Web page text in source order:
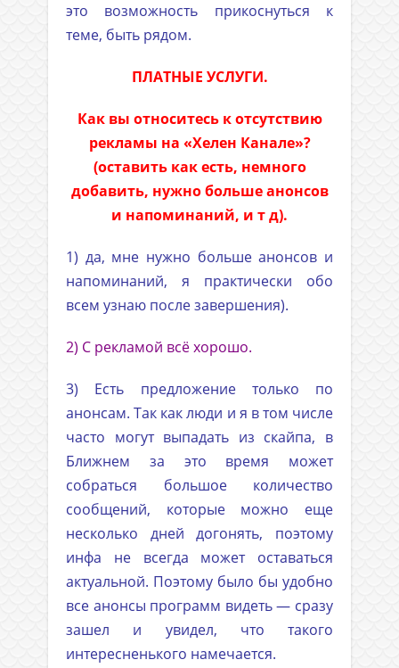
это возможность прикоснуться к
теме, быть рядом.
ПЛАТНЫЕ УСЛУГИ.
Как вы относитесь к отсутствию
рекламы на «Хелен Канале»?
(оставить как есть, немного
добавить, нужно больше анонсов
и напоминаний, и т д).
1) да, мне нужно больше анонсов и
напоминаний, я практически обо
всем узнаю после завершения).
2) С рекламой всё хорошо.
3) Есть предложение только по
анонсам. Так как люди и я в том числе
часто могут выпадать из скайпа, в
Ближнем за это время может
собраться большое количество
сообщений, которые можно еще
несколько дней догонять, поэтому
инфа не всегда может оставаться
актуальной. Поэтому было бы удобно
все анонсы программ видеть — сразу
зашел и увидел, что такого
интересненького намечается.